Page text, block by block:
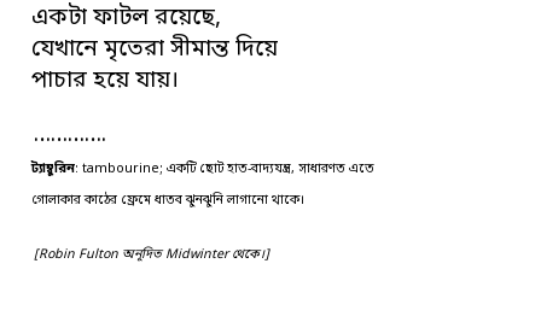
একটা ফাটল রয়েছে,
যেখানে মৃতেরা সীমান্ত দিয়ে
পাচার হয়ে যায়।
………….
ট্যাম্বুরিন: tambourine; একটি ছোট হাত-বাদ্যযন্ত্র, সাধারণত এতে
গোলাকার কাঠের ফ্রেমে ধাতব ঝুনঝুনি লাগানো থাকে।
[Robin Fulton অনূদিত Midwinter থেকে।]